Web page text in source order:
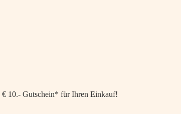
€ 10.- Gutschein* für Ihren Einkauf!